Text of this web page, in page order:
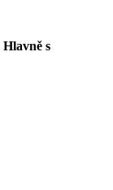
Hlavně s